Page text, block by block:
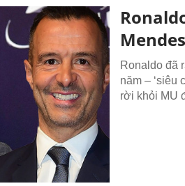
Ronaldo đã
năm – ‘siêu
rời khỏi MU